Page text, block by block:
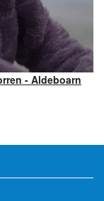
- Aldeboarn